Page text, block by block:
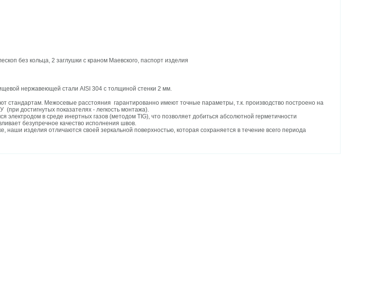
без кольца, 2 заглушки с краном Маевского, паспорт изделия
нержавеющей стали AISI 304 с толщиной стенки 2 мм.
стандартам. Межосевые расстояния гарантированно имеют точные параметры, т.к. производство построено на
достигнутых показателях - легкость монтажа).
электродом в среде инертных газов (методом TIG), что позволяет добиться абсолютной герметичности
безупречное качество исполнения швов.
наши изделия отличаются своей зеркальной поверхностью, которая сохраняется в течение всего периода